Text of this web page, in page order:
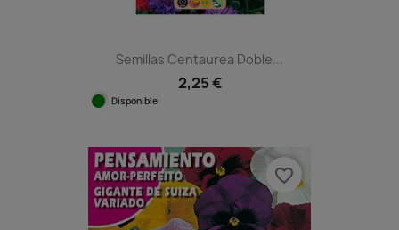
Semillas Centaurea Doble...
2,25 €
Disponible
favorite_border